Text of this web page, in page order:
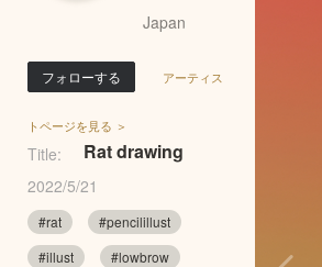
Japan
フォローする アーティス
トページを見る ＞
Title: Rat drawing
2022/5/21
#rat
#pencilillust
#illust
#lowbrow